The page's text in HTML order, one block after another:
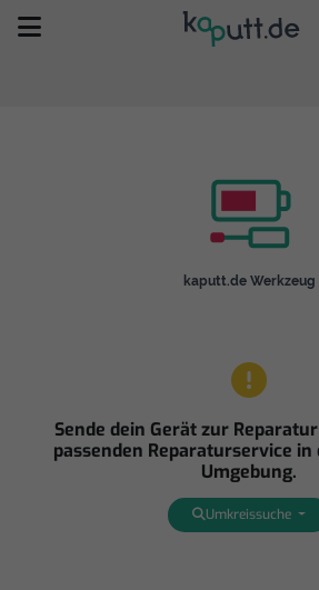
Selbst reparieren
kaputt.de Werkzeug
Sende dein Gerät zur
passenden Reparaturservice
Umgebung.
Umkreissuche